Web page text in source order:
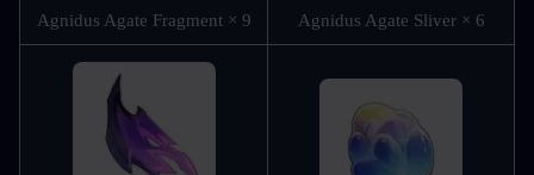
Agnidus Agate Fragment × 9 Agnidus Agate Sliver × 6